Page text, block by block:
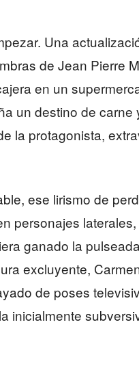
Una
de Jean Pierre
en un
un destino de
la protagonista,
ese lirismo de
personajes
ganado la
excluyente,
de poses
inicialmente